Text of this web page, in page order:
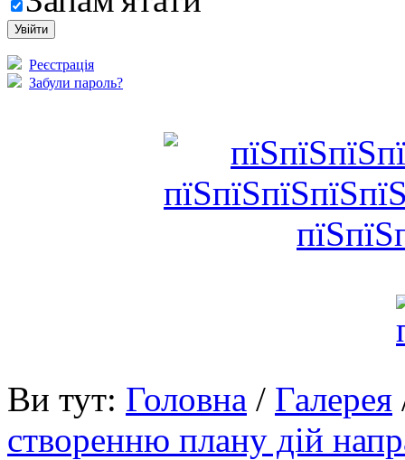
Реєстрація
Забули пароль?
Ви тут: Головна / Галерея
створенню плану дій